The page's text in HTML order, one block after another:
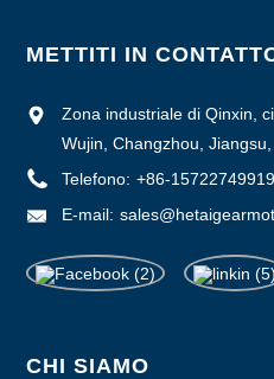
METTITI IN
Zona industriale di Qinxin,
Wujin, Changzhou,
Telefono: +86-15722749919
E-mail:
CHI SIAMO